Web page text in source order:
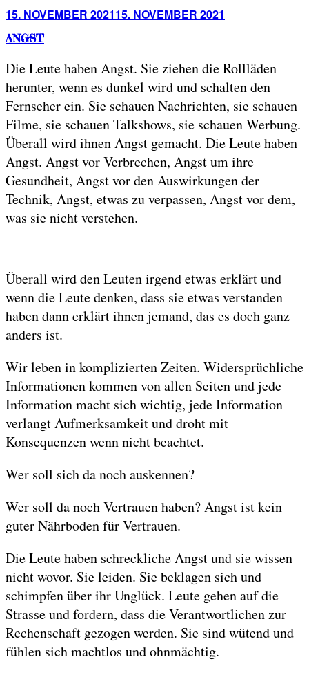
Posted
15. NOVEMBER 202115. NOVEMBER 2021
ANGST
Die Leute haben Angst. Sie ziehen die Rollläden
herunter, wenn es dunkel wird und schalten den
Fernseher ein. Sie schauen Nachrichten, sie schauen
Filme, sie schauen Talkshows, sie schauen Werbung.
Überall wird ihnen Angst gemacht. Die Leute haben
Angst. Angst vor Verbrechen, Angst um ihre
Gesundheit, Angst vor den Auswirkungen der
Technik, Angst, etwas zu verpassen, Angst vor dem,
was sie nicht verstehen.
Überall wird den Leuten irgend etwas erklärt und
wenn die Leute denken, dass sie etwas verstanden
haben dann erklärt ihnen jemand, das es doch ganz
anders ist.
Wir leben in komplizierten Zeiten. Widersprüchliche
Informationen kommen von allen Seiten und jede
Information macht sich wichtig, jede Information
verlangt Aufmerksamkeit und droht mit
Konsequenzen wenn nicht beachtet.
Wer soll sich da noch auskennen?
Wer soll da noch Vertrauen haben? Angst ist kein
guter Nährboden für Vertrauen.
Die Leute haben schreckliche Angst und sie wissen
nicht wovor. Sie leiden. Sie beklagen sich und
schimpfen über ihr Unglück. Leute gehen auf die
Strasse und fordern, dass die Verantwortlichen zur
Rechenschaft gezogen werden. Sie sind wütend und
fühlen sich machtlos und ohnmächtig.